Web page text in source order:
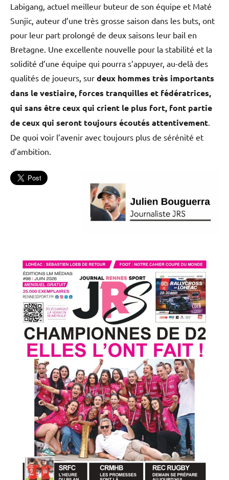
Labigang, actuel meilleur buteur de son équipe et Maté
Sunjic, auteur d’une très grosse saison dans les buts, ont
pour leur part prolongé de deux saisons leur bail en
Bretagne. Une excellente nouvelle pour la stabilité et la
solidité d’une équipe qui pourra s’appuyer, au-delà des
qualités de joueurs, sur deux hommes très importants
dans le vestiaire, forces tranquilles et fédératrices,
qui sans être ceux qui crient le plus fort, font partie
de ceux qui seront toujours écoutés attentivement
De quoi voir l’avenir avec toujours plus de sérénité et
d’ambition.
L'actu